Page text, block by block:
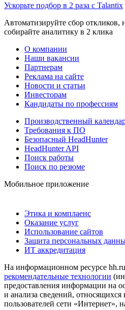
Ускорьте подбор в 2 раза с Talantix
Автоматизируйте сбор откликов,
собирайте аналитику в 2 клика
О компании
Наши вакансии
Партнерам
Реклама на сайте
Новости и статьи
Инвесторам
Кандидаты по профессиям
Производственный
Требования к ПО
Безопасный HeadHunter
HeadHunter API
Поиск работы
Поиск по резюме
Мобильное приложение
Этика и комплаенс
Оказание услуг
Использование сайтов
Защита персональных
ИТ аккредитация
На информационном ресурсе hh.ru
рекомендательные технологии
предоставления информации на
и анализа сведений,
пользователей сети «Интернет»,